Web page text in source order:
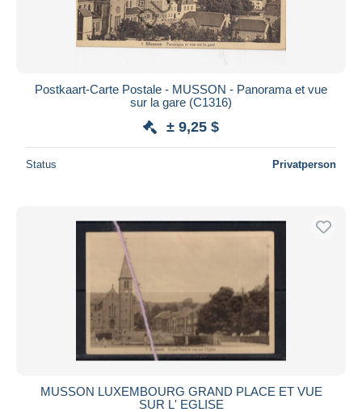
Postkaart-Carte Postale - MUSSON - Panorama et vue
sur la gare (C1316)
± 9,25 $
Status Privatperson
MUSSON LUXEMBOURG GRAND PLACE ET VUE
SUR L' EGLISE